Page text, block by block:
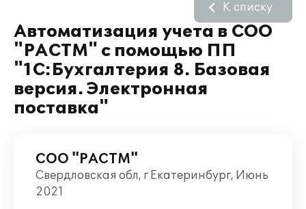
Автоматизация учета в СОО
"РАСТМ" с помощью ПП
"1С:Бухгалтерия 8. Базовая
версия. Электронная
поставка"
К списку
СОО "РАСТМ"
Свердловская обл, г Екатеринбург, Июнь
2021